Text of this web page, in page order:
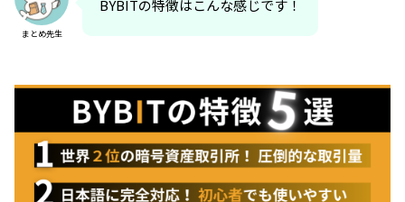
まとめ先生
BYBITの特徴はこんな感じです！